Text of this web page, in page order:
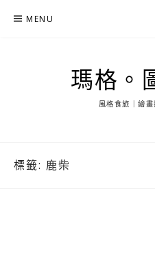
MENU
瑪格。
風格食旅｜繪
標籤: 鹿柴